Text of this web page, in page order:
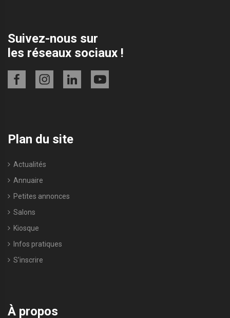
Suivez-nous sur
les réseaux sociaux !
Plan du site
Actualités
Annuaire
Petites annonces
Salons
Kiosque
Infos pratiques
S'inscrire
À propos